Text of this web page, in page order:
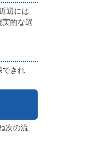
辺には
実的な選
できれ
次の流